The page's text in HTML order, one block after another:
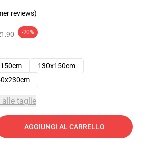
reviews)
-20%
130x150cm
taglie
AGGIUNGI AL CARRELLO